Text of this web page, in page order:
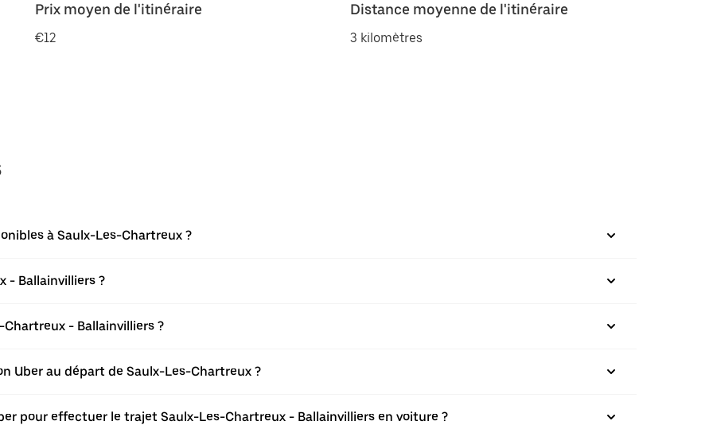
Prix moyen de l'itinéraire
€12
Distance moyenne de l'itinéraire
3 kilomètres
à Saulx-Les-Chartreux ?
- Ballainvilliers ?
- Ballainvilliers ?
Uber au départ de Saulx-Les-Chartreux ?
pour effectuer le trajet Saulx-Les-Chartreux - Ballainvilliers en voiture ?